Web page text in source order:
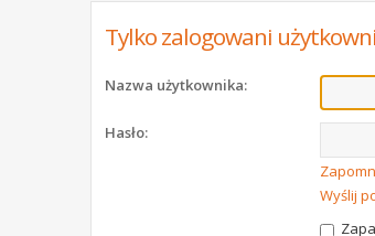
Tylko zalogowani
Nazwa użytkownika:
Hasło:
Wyślij